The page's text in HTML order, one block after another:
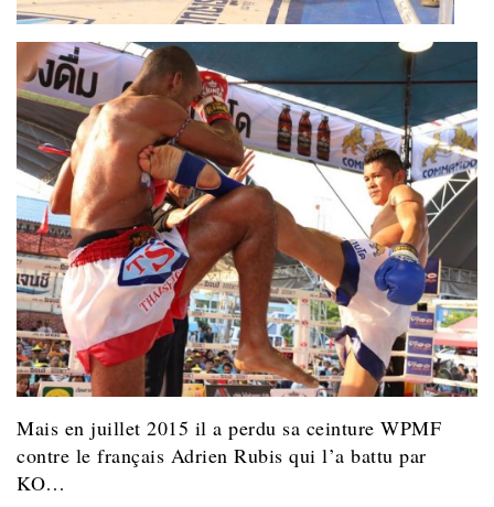
Mais en juillet 2015 il a perdu sa ceinture WPMF
contre le français Adrien Rubis qui l’a battu par
KO…